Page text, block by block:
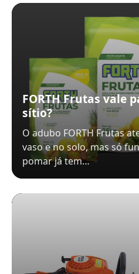
FORTH Frutas vale
sítio?
O adubo FORTH Frutas
vaso e no solo, mas só
pomar já tem…